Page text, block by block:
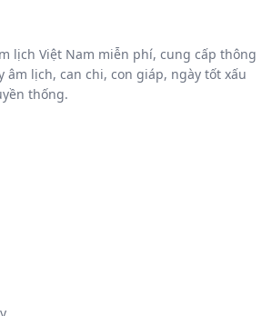
lịch Việt Nam miễn phí, cung cấp thông
âm lịch, can chi, con giáp, ngày tốt xấu
thống.